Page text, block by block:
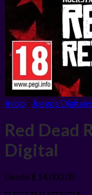
Inicio / Juegos
Red Dead
Digital
Desde $ 14.000,00